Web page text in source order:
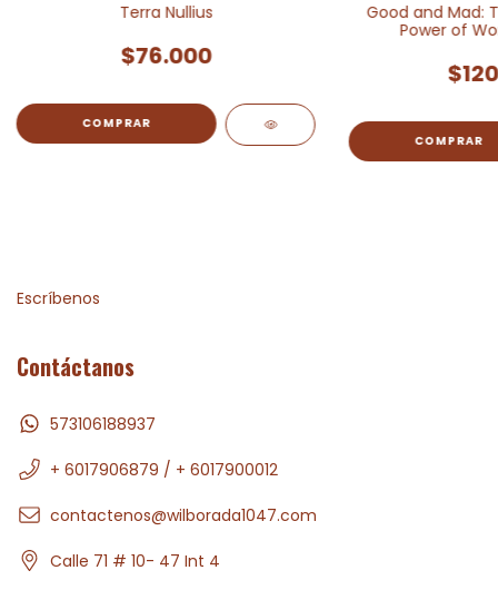
Terra Nullius
$76.000
Good and Mad:
Power of
Escríbenos
Contáctanos
573106188937
+ 6017906879 / + 6017900012
contactenos@wilborada1047.com
Calle 71 # 10- 47 Int 4